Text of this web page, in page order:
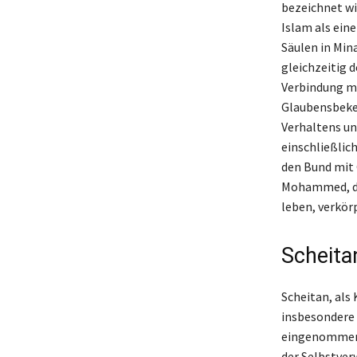
bezeichnet
Islam als
Säulen in
gleichzeitig
Verbindung
Verhaltens
den Bund mit
Mohammed,
leben,
Scheitan, als